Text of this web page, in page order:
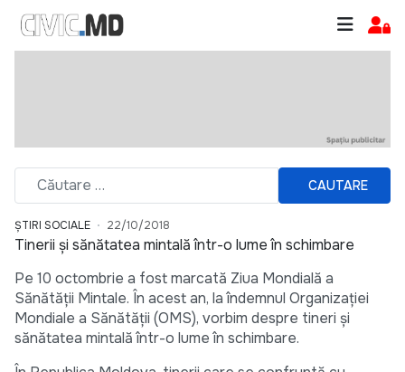
CAUTARE
ȘTIRI SOCIALE 22/10/2018
Tinerii și sănătatea mintală într-o lume în schimbare
Pe 10 octombrie a fost marcată Ziua Mondială a
Sănătății Mintale. În acest an, la îndemnul Organizației
Mondiale a Sănătății (OMS), vorbim despre tineri și
sănătatea mintală într-o lume în schimbare.